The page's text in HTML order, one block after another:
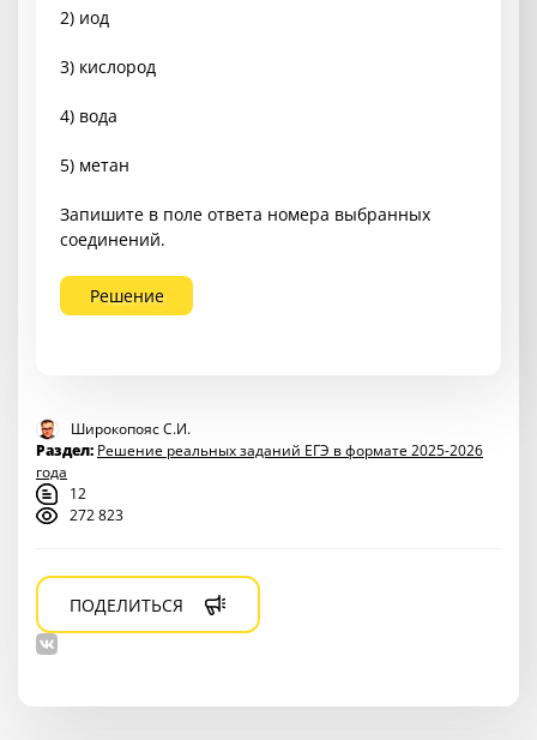
2) иод
3) кислород
4) вода
5) метан
Запишите в поле ответа номера выбранных
соединений.
Решение
Широкопояс С.И.
Раздел: Решение реальных заданий ЕГЭ в формате 2025-2026
года
12
272 823
ПОДЕЛИТЬСЯ